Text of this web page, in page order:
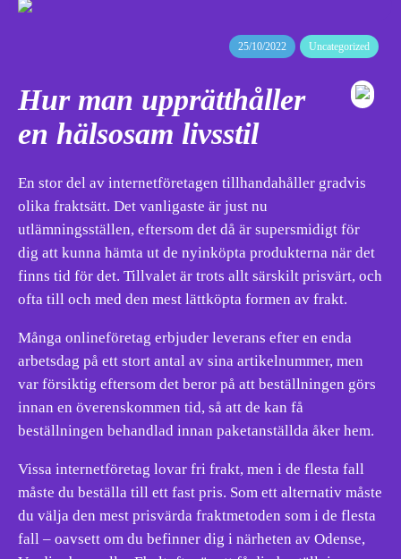
25/10/2022 Uncategorized
Hur man upprätthåller
en hälsosam livsstil
En stor del av internetföretagen tillhandahåller gradvis
olika fraktsätt. Det vanligaste är just nu
utlämningsställen, eftersom det då är supersmidigt för
dig att kunna hämta ut de nyinköpta produkterna när det
finns tid för det. Tillvalet är trots allt särskilt prisvärt, och
ofta till och med den mest lättköpta formen av frakt.
Många onlineföretag erbjuder leverans efter en enda
arbetsdag på ett stort antal av sina artikelnummer, men
var försiktig eftersom det beror på att beställningen görs
innan en överenskommen tid, så att de kan få
beställningen behandlad innan paketanställda åker hem.
Vissa internetföretag lovar fri frakt, men i de flesta fall
måste du beställa till ett fast pris. Som ett alternativ måste
du välja den mest prisvärda fraktmetoden som i de flesta
fall – oavsett om du befinner dig i närheten av Odense,